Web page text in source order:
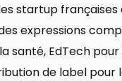
startup
expressions
santé, EdTech
de label pour